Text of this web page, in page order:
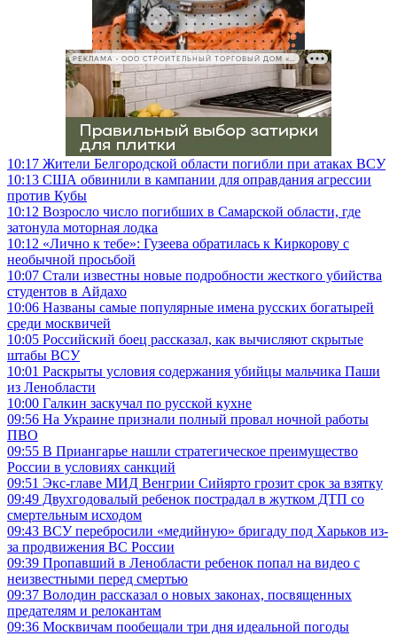
РЕКЛАМА • ООО СТРОИТЕЛЬНЫЙ ТОРГОВЫЙ ДОМ «ПЕТРОВИЧ», ИНН 7802348846
10:17 Жители Белгородской области погибли при атаках ВСУ
10:13 США обвинили в кампании для оправдания агрессии
против Кубы
10:12 Возросло число погибших в Самарской области, где
затонула моторная лодка
10:12 «Лично к тебе»: Гузеева обратилась к Киркорову с
необычной просьбой
10:07 Стали известны новые подробности жесткого убийства
студентов в Айдахо
10:06 Названы самые популярные имена русских богатырей
среди москвичей
10:05 Российский боец рассказал, как вычисляют скрытые
штабы ВСУ
10:01 Раскрыты условия содержания убийцы мальчика Паши
из Ленобласти
10:00 Галкин заскучал по русской кухне
09:56 На Украине признали полный провал ночной работы
ПВО
09:55 В Приангарье нашли стратегическое преимущество
России в условиях санкций
09:51 Экс-главе МИД Венгрии Сийярто грозит срок за взятку
09:49 Двухгодовалый ребенок пострадал в жутком ДТП со
смертельным исходом
09:43 ВСУ перебросили «медийную» бригаду под Харьков из-
за продвижения ВС России
09:39 Пропавший в Ленобласти ребенок попал на видео с
неизвестными перед смертью
09:37 Володин рассказал о новых законах, посвященных
предателям и релокантам
09:36 Москвичам пообещали три дня идеальной погоды